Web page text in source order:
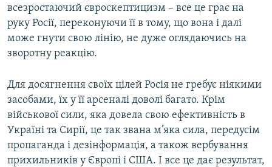
всезростаючий євроскептицизм – все це грає на
руку Росії, переконуючи її в тому, що вона і далі
може гнути свою лінію, не дуже оглядаючись на
зворотну реакцію.
Для досягнення своїх цілей Росія не гребує ніякими
засобами, їх у її арсеналі доволі багато. Крім
військової сили, яка довела свою ефективність в
Україні та Сирії, це так звана м’яка сила, передусім
пропаганда і дезінформація, а також вербування
прихильників у Європі і США. І все це дає результат,